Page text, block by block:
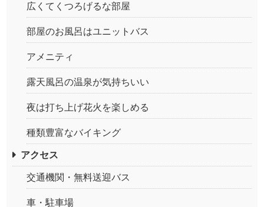
広くてくつろげるな部屋
部屋のお風呂はユニットバス
アメニティ
露天風呂の温泉が気持ちいい
夜は打ち上げ花火を楽しめる
種類豊富なバイキング
アクセス
交通機関・無料送迎バス
車・駐車場